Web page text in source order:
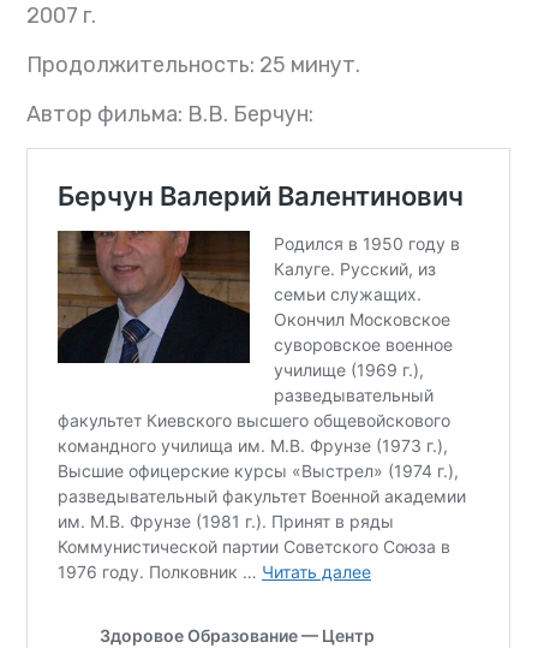
2007 г.
Продолжительность: 25 минут.
Автор фильма: В.В. Берчун: